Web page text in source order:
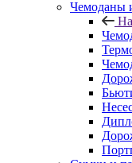
Чемоданы